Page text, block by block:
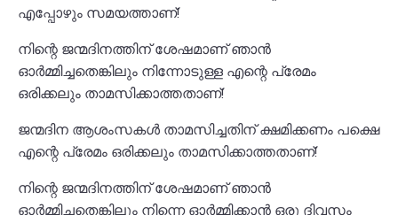
എപ്പോഴും സമയത്താണ്!
നിന്റെ ജന്മദിനത്തിന് ശേഷമാണ് ഞാൻ
ഓർമ്മിച്ചതെങ്കിലും നിന്നോടുള്ള എന്റെ പ്രേമം
ഒരിക്കലും താമസിക്കാത്തതാണ്!
ജന്മദിന ആശംസകൾ താമസിച്ചതിന് ക്ഷമിക്കണം പക്ഷെ
എന്റെ പ്രേമം ഒരിക്കലും താമസിക്കാത്തതാണ്!
നിന്റെ ജന്മദിനത്തിന് ശേഷമാണ് ഞാൻ
ഓർമ്മിച്ചതെങ്കിലും നിന്നെ ഓർമ്മിക്കാൻ ഒരു ദിവസം